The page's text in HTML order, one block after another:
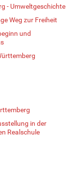
- Umweltgeschichte
Weg zur Freiheit
und
in der
Realschule